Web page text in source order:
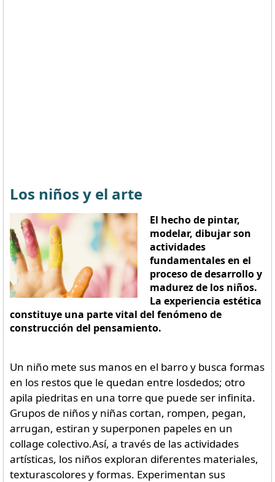
Los niños y el arte
El hecho de pintar,
modelar, dibujar son
actividades
fundamentales en el
proceso de desarrollo y
madurez de los niños.
La experiencia estética
constituye una parte vital del fenómeno de
construcción del pensamiento.
Un niño mete sus manos en el barro y busca formas
en los restos que le quedan entre losdedos; otro
apila piedritas en una torre que puede ser infinita.
Grupos de niños y niñas cortan, rompen, pegan,
arrugan, estiran y superponen papeles en un
collage colectivo.Así, a través de las actividades
artísticas, los niños exploran diferentes materiales,
texturascolores y formas. Experimentan sus